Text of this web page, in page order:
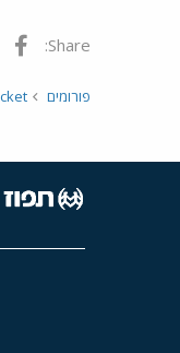
Share:
פורומים